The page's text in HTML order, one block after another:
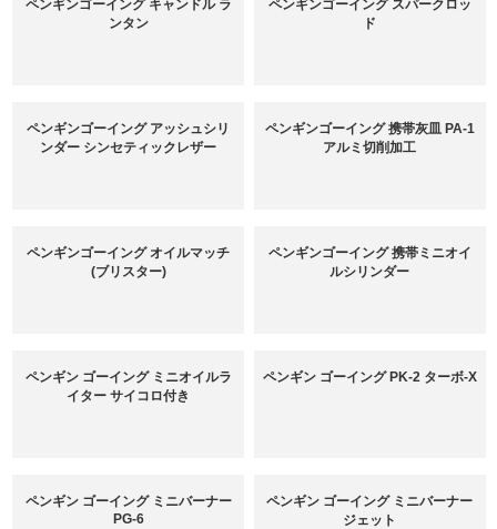
ペンギンゴーイング キャンドル ラ
ンタン
ペンギンゴーイング スパークロッ
ド
ペンギンゴーイング アッシュシリ
ンダー シンセティックレザー
ペンギンゴーイング 携帯灰皿 PA-1
アルミ切削加工
ペンギンゴーイング オイルマッチ
(ブリスター)
ペンギンゴーイング 携帯ミニオイ
ルシリンダー
ペンギン ゴーイング ミニオイルラ
イター サイコロ付き
ペンギン ゴーイング PK-2 ターボ-X
ペンギン ゴーイング ミニバーナー
PG-6
ペンギン ゴーイング ミニバーナー
ジェット